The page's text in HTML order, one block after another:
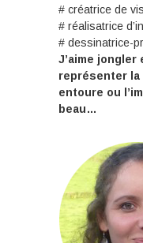
# créatrice de
# réalisatrice
# dessinatrice-
J’aime
représenter la
entoure ou
beau…